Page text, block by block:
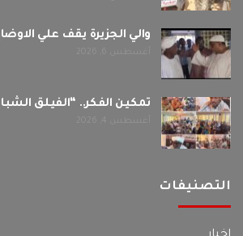
والي الجزيرة يقف علي
تمكين الفكر.. “الفيلق
التصنيفات